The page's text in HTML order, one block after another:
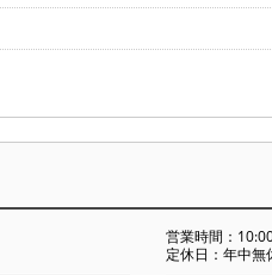
営業時間：
定休日：年中無